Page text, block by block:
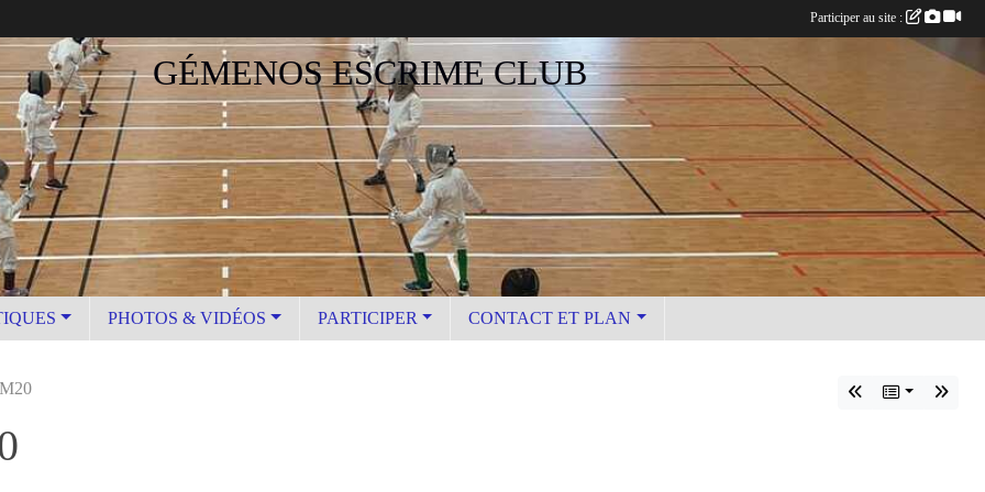
GÉMENOS ESCRIME CLUB
PHOTOS & VIDÉOS PARTICIPER CONTACT ET PLAN
Participer au site :